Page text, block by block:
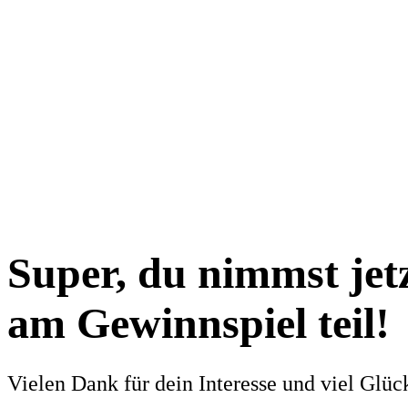
Super, du nimmst
am Gewinnspiel teil!
Vielen Dank für dein Interesse und viel